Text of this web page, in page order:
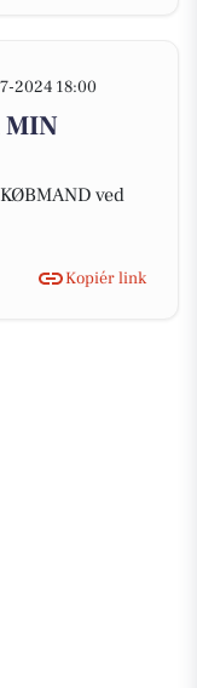
2024 18:00
ved
Kopiér link